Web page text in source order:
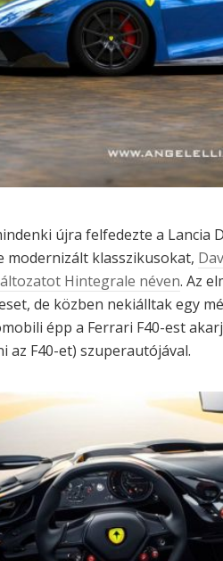
újra felfedezte a Lancia
modernizált klasszikusokat,
Hintegrale néven. Az
de közben nekiálltak egy
épp a Ferrari F40-est
az F40-et) szuperautójával.